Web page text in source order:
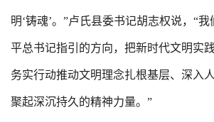
明‘铸魂’。”卢氏县委书记胡志权说，“
平总书记指引的方向，把新时代文明实
务实行动推动文明理念扎根基层、深入
聚起深沉持久的精神力量。”